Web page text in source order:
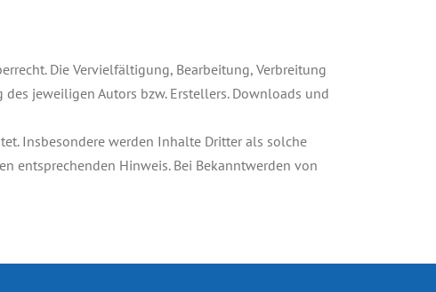
Die Vervielfältigung, Bearbeitung, Verbreitung
jeweiligen Autors bzw. Erstellers. Downloads und
Insbesondere werden Inhalte Dritter als solche
entsprechenden Hinweis. Bei Bekanntwerden von